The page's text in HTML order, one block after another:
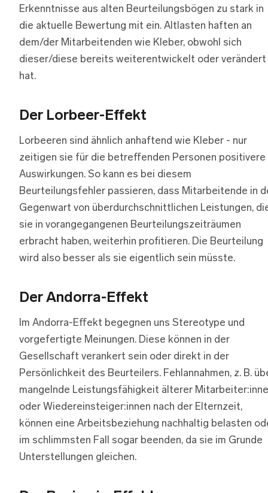
Erkenntnisse aus alten Beurteilungsbögen zu stark in
die aktuelle Bewertung mit ein. Altlasten haften an
dem/der Mitarbeitenden wie Kleber, obwohl sich
dieser/diese bereits weiterentwickelt oder verändert
hat.
Der Lorbeer-Effekt
Lorbeeren sind ähnlich anhaftend wie Kleber - nur
zeitigen sie für die betreffenden Personen positivere
Auswirkungen. So kann es bei diesem
Beurteilungsfehler passieren, dass Mitarbeitende in
Gegenwart von überdurchschnittlichen Leistungen,
sie in vorangegangenen Beurteilungszeiträumen
erbracht haben, weiterhin profitieren. Die Beurteilung
wird also besser als sie eigentlich sein müsste.
Der Andorra-Effekt
Im Andorra-Effekt begegnen uns Stereotype und
vorgefertigte Meinungen. Diese können in der
Gesellschaft verankert sein oder direkt in der
Persönlichkeit des Beurteilers. Fehlannahmen, z. B.
mangelnde Leistungsfähigkeit älterer
oder Wiedereinsteiger:innen nach der Elternzeit,
können eine Arbeitsbeziehung nachhaltig belasten
im schlimmsten Fall sogar beenden, da sie im Grunde
Unterstellungen gleichen.